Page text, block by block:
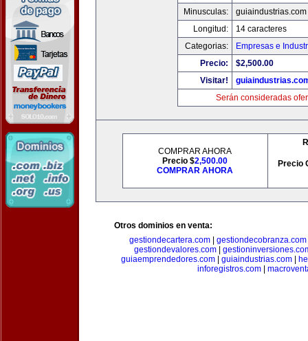
Minusculas:
guiaindustrias.com
Longitud:
14 caracteres
Categorias:
Empresas e
Precio:
$2,500.00
Visitar!
Serán consideradas
COMPRAR AHORA
Precio $2,500.00
COMPRAR AHORA
Precio
Otros dominios en venta:
gestiondecartera.com| gestiondecobranza.com
gestiondevalores.com|
guiaemprendedores.com
guiaindustrias.com
inforegistros.com